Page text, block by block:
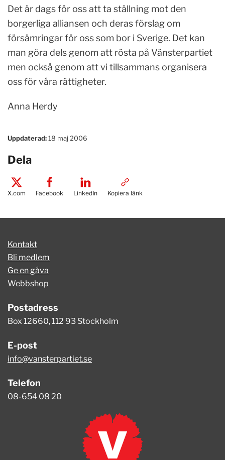
Det är dags för oss att ta ställning mot den
borgerliga alliansen och deras förslag om
försämringar för oss som bor i Sverige. Det kan
man göra dels genom att rösta på Vänsterpartiet
men också genom att vi tillsammans organisera
oss för våra rättigheter.
Anna Herdy
Uppdaterad:18 maj 2006
Dela
X.com Facebook LinkedIn Kopiera länk
Kontakt
Bli medlem
Ge en gåva
Webbshop
Postadress
Box 12660, 112 93 Stockholm
E-post
info@vansterpartiet.se
Telefon
08-654 08 20